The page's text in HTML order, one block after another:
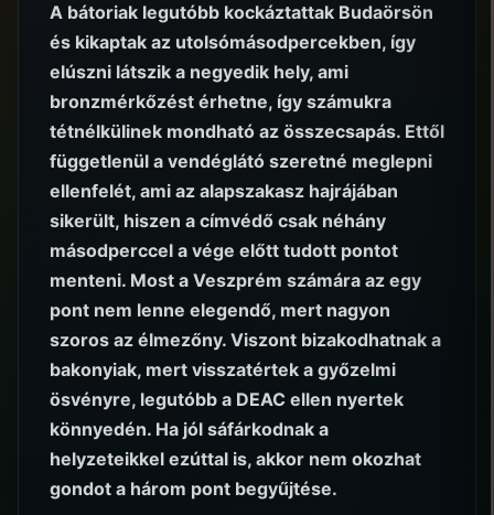
A bátoriak legutóbb kockáztattak Budaörsön
és kikaptak az utolsómásodpercekben, így
elúszni látszik a negyedik hely, ami
bronzmérkőzést érhetne, így számukra
tétnélkülinek mondható az összecsapás. Ettől
függetlenül a vendéglátó szeretné meglepni
ellenfelét, ami az alapszakasz hajrájában
sikerült, hiszen a címvédő csak néhány
másodperccel a vége előtt tudott pontot
menteni. Most a Veszprém számára az egy
pont nem lenne elegendő, mert nagyon
szoros az élmezőny. Viszont bizakodhatnak a
bakonyiak, mert visszatértek a győzelmi
ösvényre, legutóbb a DEAC ellen nyertek
könnyedén. Ha jól sáfárkodnak a
helyzeteikkel ezúttal is, akkor nem okozhat
gondot a három pont begyűjtése.